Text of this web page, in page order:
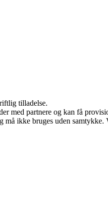
tilladelse.
med partnere og kan få
ikke bruges uden